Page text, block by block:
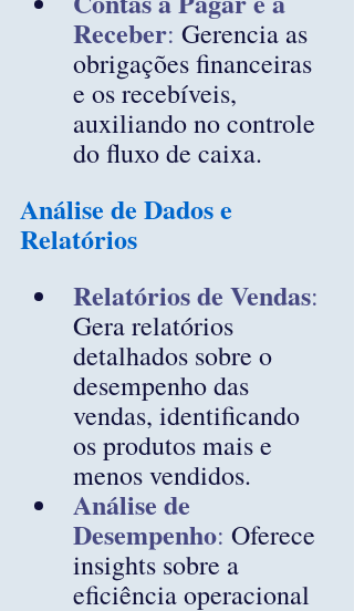
Receber: Gerencia as
obrigações financeiras
e os recebíveis,
auxiliando no controle
do fluxo de caixa.
Análise de Dados e
Relatórios
Relatórios de Vendas:
Gera relatórios
detalhados sobre o
desempenho das
vendas, identificando
os produtos mais e
menos vendidos.
Análise de
Desempenho: Oferece
insights sobre a
eficiência operacional